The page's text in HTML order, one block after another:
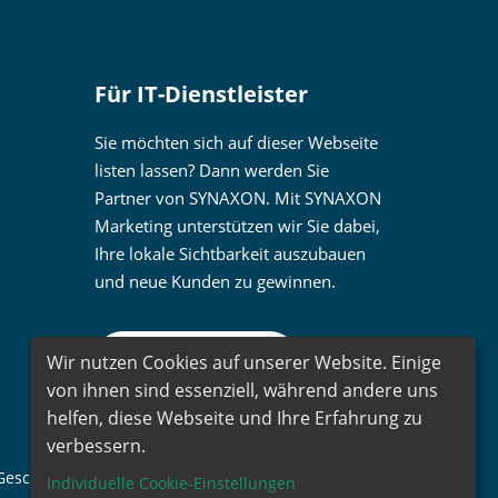
Für IT-Dienstleister
Sie möchten sich auf dieser Webseite
listen lassen? Dann werden Sie
Partner von SYNAXON. Mit SYNAXON
Marketing unterstützen wir Sie dabei,
Ihre lokale Sichtbarkeit auszubauen
und neue Kunden zu gewinnen.
Mehr erfahren
Wir nutzen Cookies auf unserer Website. Einige
von ihnen sind essenziell, während andere uns
helfen, diese Webseite und Ihre Erfahrung zu
verbessern.
Individuelle Cookie-Einstellungen